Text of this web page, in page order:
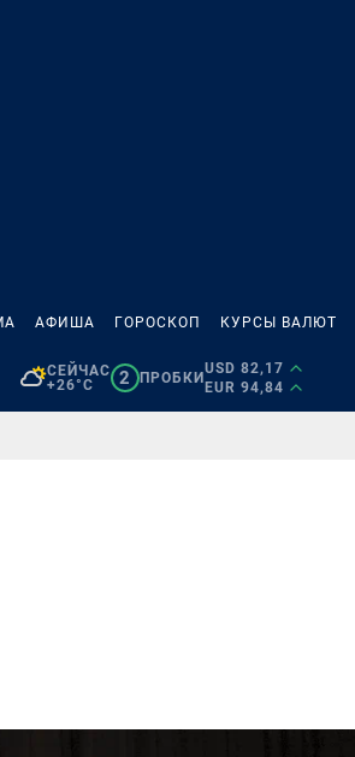
АФИША ГОРОСКОП КУРСЫ ВАЛЮТ
СЕЙЧАС
+26°C
2 ПРОБКИ
USD 82,17
EUR 94,84